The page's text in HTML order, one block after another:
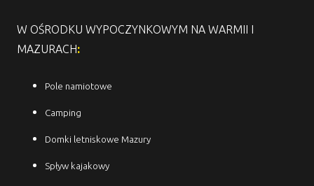
W OŚRODKU WYPOCZYNKOWYM NA WARMII I
MAZURACH:
Pole namiotowe
Camping
Domki letniskowe Mazury
Spływ kajakowy